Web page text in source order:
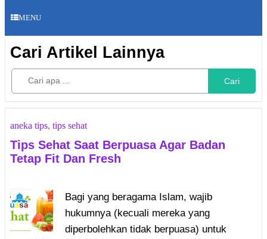
MENU
Cari Artikel Lainnya
Cari
aneka tips, tips sehat
Tips Sehat Saat Berpuasa Agar Badan
Tetap Fit Dan Fresh
Bagi yang beragama Islam, wajib
hukumnya (kecuali mereka yang
diperbolehkan tidak berpuasa) untuk